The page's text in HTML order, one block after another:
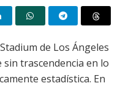
de Los Ángeles
trascendencia en lo
estadística. En